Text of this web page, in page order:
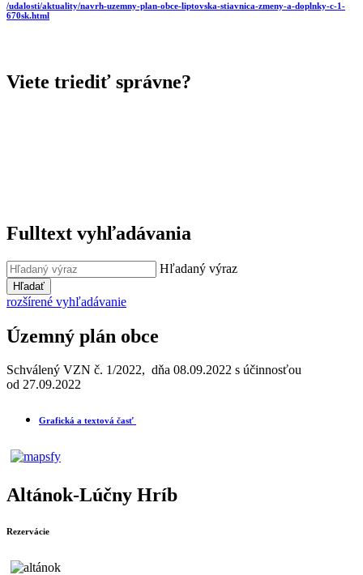
/udalosti/aktuality/navrh-uzemny-plan-obce-liptovska-stiavnica-zmeny-a-doplnky-c-1-
670sk.html
Viete triediť správne?
Fulltext vyhľadávania
Hľadaný výraz
Hľadať
rozšírené vyhľadávanie
Územný plán obce
Schválený VZN č. 1/2022, dňa 08.09.2022 s účinnosťou
od 27.09.2022
Grafická a textová časť
Altánok-Lúčny Hríb
Rezervácie